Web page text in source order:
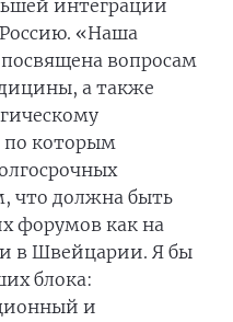
интеграции
«Наша
посвящена вопросам
а также
по которым
что должна быть
форумов как на
в Швейцарии. Я бы
блока:
и